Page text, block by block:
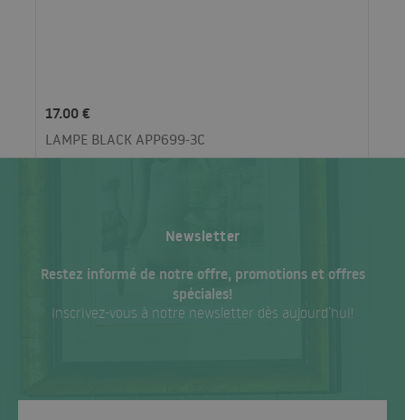
17.00 €
LAMPE BLACK APP699-3C
Newsletter
Restez informé de notre offre, promotions et offres
spéciales!
Inscrivez-vous à notre newsletter dès aujourd’hui!